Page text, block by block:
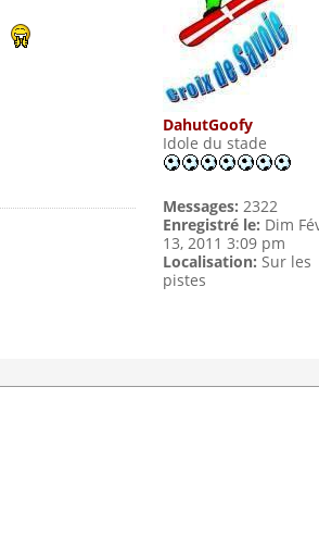
DahutGoofy
Idole du stade
Messages: 2322
Enregistré le: Dim
13, 2011 3:09 pm
Localisation: Sur les
pistes